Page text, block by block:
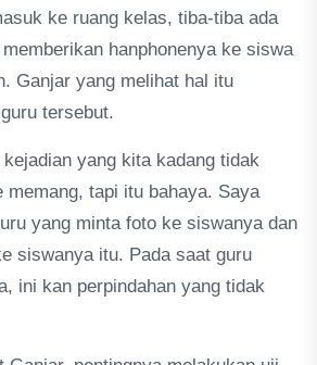
ke ruang kelas, tiba-tiba ada
hanphonenya ke siswa
Ganjar yang melihat hal itu
tersebut.
yang kita kadang tidak
memang, tapi itu bahaya. Saya
yang minta foto ke siswanya dan
siswanya itu. Pada saat guru
ini kan perpindahan yang tidak